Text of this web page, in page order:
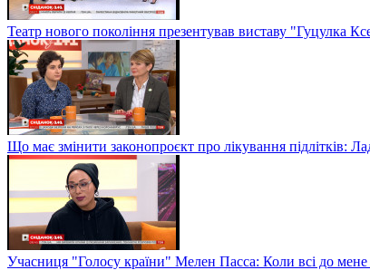
Театр нового покоління презентував виставу "Гуцулка
Що має змінити законопроєкт про лікування підлітків:
Учасниця "Голосу країни" Мелен Пасса: Коли всі до мене